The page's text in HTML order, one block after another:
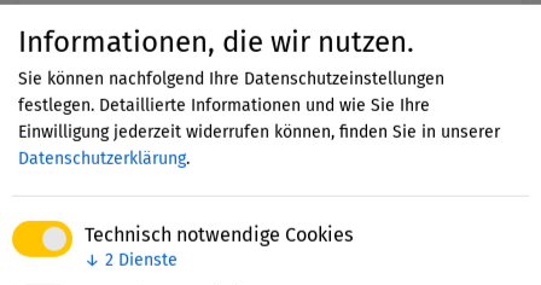
Informationen, die wir nutzen.
Sie können nachfolgend Ihre Datenschutzeinstellungen
festlegen. Detaillierte Informationen und wie Sie Ihre
Einwilligung jederzeit widerrufen können, finden Sie in unserer
Datenschutzerklärung.
Technisch notwendige Cookies
↓ 2 Dienste
Kristina Tschopik
Stiftung der Deutschen Wirtschaft (sdw)
gGmbH
Transformation,+5 weitere Handlungsfelder